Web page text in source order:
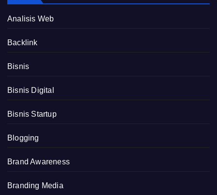
Analisis Web
Backlink
Bisnis
Bisnis Digital
Bisnis Startup
Blogging
Brand Awareness
Branding Media